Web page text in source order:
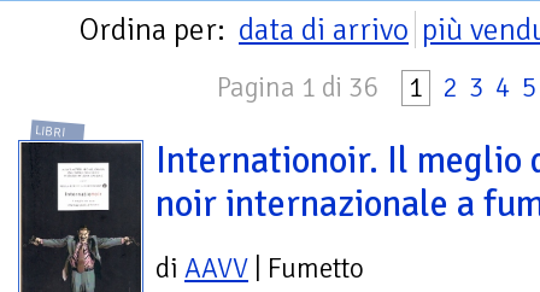
Ordina per: data di arrivo più
Pagina 1 di 36 1 2 3 4 5
LIBRI
Internationoir. Il meglio
noir internazionale a
di AAVV | Fumetto